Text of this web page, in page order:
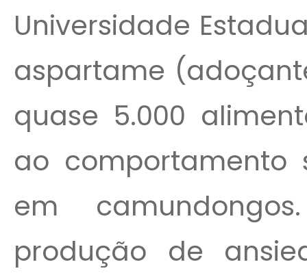
Universidade
aspartame
quase 5.000
ao comportamento
em
produção de